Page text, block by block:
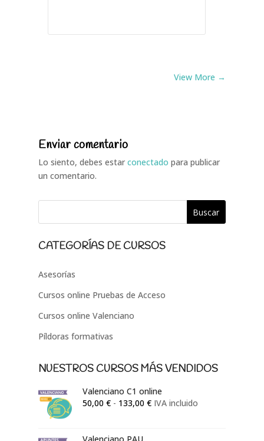
View More →
Enviar comentario
Lo siento, debes estar conectado para publicar
un comentario.
CATEGORÍAS DE CURSOS
Asesorías
Cursos online Pruebas de Acceso
Cursos online Valenciano
Píldoras formativas
NUESTROS CURSOS MÁS VENDIDOS
Valenciano C1 online
50,00 € - 133,00 €Rango
IVA incluido